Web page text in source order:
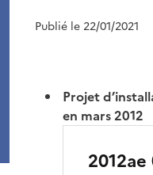
Publié le 22/01/2021
Projet
en mars 2012